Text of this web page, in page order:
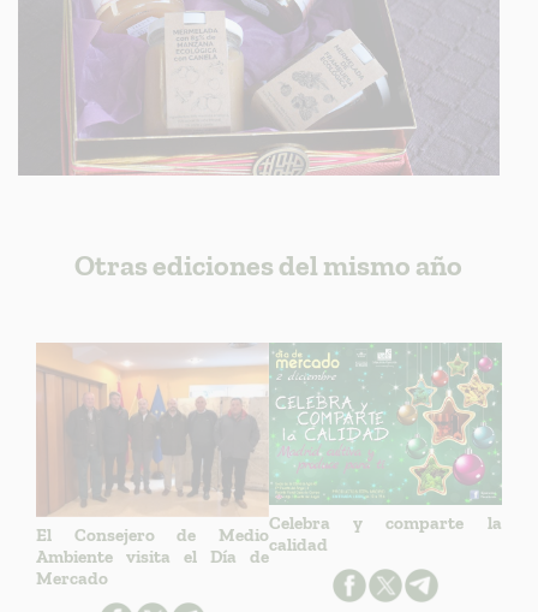
Otras ediciones del mismo año
El Consejero de Medio
Ambiente visita el Día de
Mercado
Celebra y comparte la
calidad